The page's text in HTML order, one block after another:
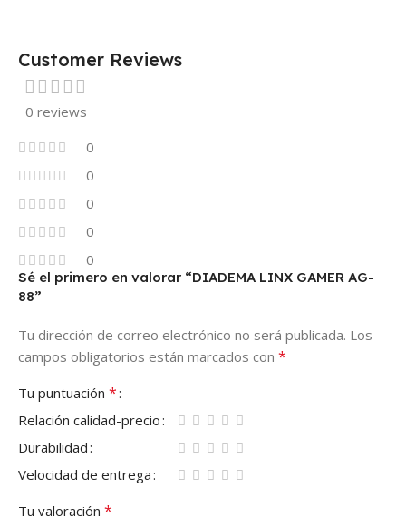
Customer Reviews
0 reviews
0
0
0
0
0
Sé el primero en valorar “DIADEMA LINX GAMER AG-
88”
Tu dirección de correo electrónico no será publicada. Los
campos obligatorios están marcados con *
Tu puntuación *
Relación calidad-precio
Durabilidad
Velocidad de entrega
Tu valoración *